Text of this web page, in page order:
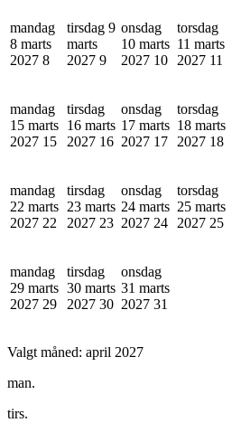
mandag
8 marts
2027 8
tirsdag 9
marts
2027 9
onsdag
10 marts
2027 10
torsdag
11 marts
2027 11
mandag
15 marts
2027 15
tirsdag
16 marts
2027 16
onsdag
17 marts
2027 17
torsdag
18 marts
2027 18
mandag
22 marts
2027 22
tirsdag
23 marts
2027 23
onsdag
24 marts
2027 24
torsdag
25 marts
2027 25
mandag
29 marts
2027 29
tirsdag
30 marts
2027 30
onsdag
31 marts
2027 31
Valgt måned: april 2027
man.
tirs.